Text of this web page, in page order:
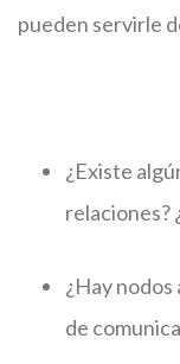
pueden servirle
¿Existe
relaciones?
¿Hay nodos
de